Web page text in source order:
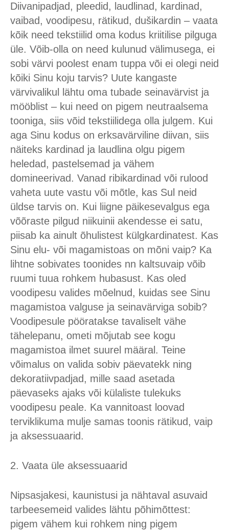
Diivanipadjad, pleedid, laudlinad, kardinad,
vaibad, voodipesu, rätikud, dušikardin – vaata
kõik need tekstiilid oma kodus kriitilise pilguga
üle. Võib-olla on need kulunud välimusega, ei
sobi värvi poolest enam tuppa või ei olegi neid
kõiki Sinu koju tarvis? Uute kangaste
värvivalikul lähtu oma tubade seinavärvist ja
mööblist – kui need on pigem neutraalsema
tooniga, siis võid tekstiilidega olla julgem. Kui
aga Sinu kodus on erksavärviline diivan, siis
näiteks kardinad ja laudlina olgu pigem
heledad, pastelsemad ja vähem
domineerivad. Vanad ribikardinad või rulood
vaheta uute vastu või mõtle, kas Sul neid
üldse tarvis on. Kui liigne päikesevalgus ega
võõraste pilgud niikuinii akendesse ei satu,
piisab ka ainult õhulistest külgkardinatest. Kas
Sinu elu- või magamistoas on mõni vaip? Ka
lihtne sobivates toonides nn kaltsuvaip võib
ruumi tuua rohkem hubasust. Kas oled
voodipesu valides mõelnud, kuidas see Sinu
magamistoa valguse ja seinavärviga sobib?
Voodipesule pööratakse tavaliselt vähe
tähelepanu, ometi mõjutab see kogu
magamistoa ilmet suurel määral. Teine
võimalus on valida sobiv päevatekk ning
dekoratiivpadjad, mille saad asetada
päevaseks ajaks või külaliste tulekuks
voodipesu peale. Ka vannitoast loovad
terviklikuma mulje samas toonis rätikud, vaip
ja aksessuaarid.
2. Vaata üle aksessuaarid
Nipsasjakesi, kaunistusi ja nähtaval asuvaid
tarbeesemeid valides lähtu põhimõttest:
pigem vähem kui rohkem ning pigem